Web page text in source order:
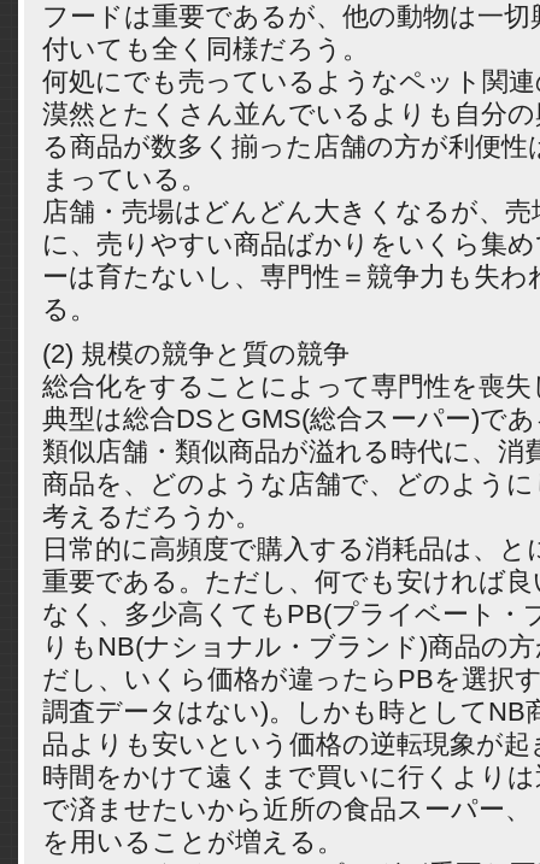
フードは重要であるが、他の動物は一
付いても全く同様だろう。
何処にでも売っているようなペット関
漠然とたくさん並んでいるよりも自分
る商品が数多く揃った店舗の方が利便性
まっている。
店舗・売場はどんどん大きくなるが、
に、売りやすい商品ばかりをいくら集
ーは育たないし、専門性＝競争力も失
る。
(2) 規模の競争と質の競争
総合化をすることによって専門性を喪
典型は総合DSとGMS(総合スーパー)で
類似店舗・類似商品が溢れる時代に、消
商品を、どのような店舗で、どのよう
考えるだろうか。
日常的に高頻度で購入する消耗品は、
重要である。ただし、何でも安ければ
なく、多少高くてもPB(プライベート・
りもNB(ナショナル・ブランド)商品の
だし、いくら価格が違ったらPBを選択
調査データはない)。しかも時としてNB
品よりも安いという価格の逆転現象が起
時間をかけて遠くまで買いに行くより
で済ませたいから近所の食品スーパー
を用いることが増える。